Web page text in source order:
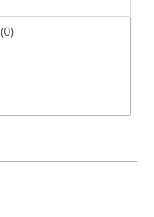
Anwendungssoftware (0)